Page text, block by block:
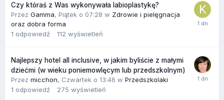
Czy któraś z Was wykonywała labioplastykę?
Przez Gamma, Piątek o 07:28 w Zdrowie i pielęgnacja
oraz dobra forma
1 odpowiedź 112 wyświetleń
Najlepszy hotel all inclusive, w jakim byliście z małymi
dziećmi (w wieku poniemowlęcym lub przedszkolnym)
Przez micchon, Czwartek o 13:46 w Przedszkolaki
1 odpowiedź 275 wyświetleń